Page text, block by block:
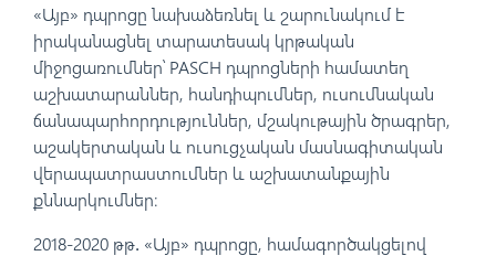
«Այբ» դպրոցը նախաձեռնել և շարունակում է
իրականացնել տարատեսակ կրթական
միջոցառումներ՝ PASCH դպրոցների համատեղ
աշխատարաններ, հանդիպումներ, ուսումնական
ճանապարհորդություններ, մշակութային ծրագրեր,
աշակերտական և ուսուցչական մասնագիտական
վերապատրաստումներ և աշխատանքային
քննարկումներ։
2018-2020 թթ․ «Այբ» դպրոցը, համագործակցելով